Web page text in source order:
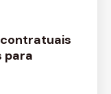
contratuais
para